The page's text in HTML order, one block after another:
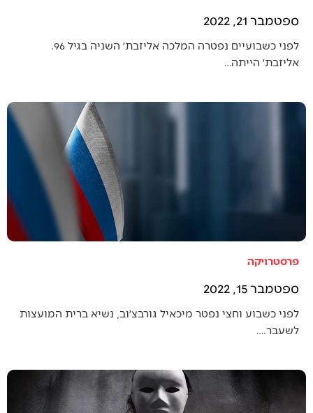
ספטמבר 21, 2022
אליזבת׳ הייתה…
פרסטרויקה
ספטמבר 15, 2022
לפני כשבוע וחצי נפטר מיכאיל גורבצ׳וב, נשיא ברית המועצות
לשעבר.…